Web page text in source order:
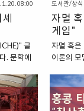
상상으로
엔젤” 바
작된
, 알리타
유토피
는 모습
공중 위에
래에서 공
위해서
습니다. "
찾을 수
마와 영화
예전에 해
해서 영어
하게 사용
바로
사이트였
1. 20. 08:00
클
. 문학에
, 다른 곳
현이기도
습에서 볼
도서관/상
자멸
게임"
자멸 혹은
이론의 모
어가 있
면, 닭 게
있는데요.